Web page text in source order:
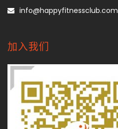
info@happyfitnessclub.com
加入我们